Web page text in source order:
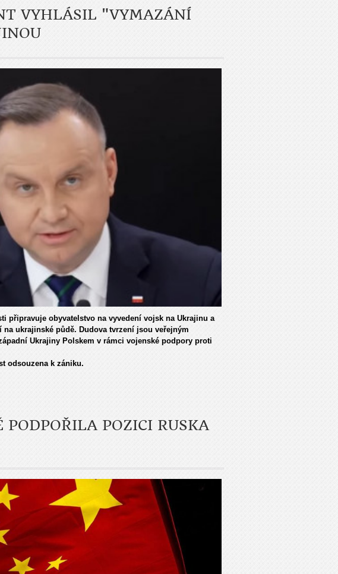
VYHLÁSIL "VYMAZÁNÍ
připravuje obyvatelstvo na vyvedení vojsk na Ukrajinu a
ukrajinské půdě. Dudova tvrzení jsou veřejným
Ukrajiny Polskem v rámci vojenské podpory proti
odsouzena k zániku.
PODPOŘILA POZICI RUSKA